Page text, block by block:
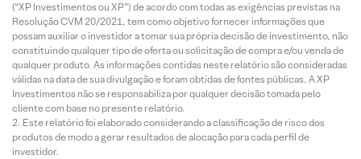
(“XP Investimentos ou XP”) de acordo com todas as exigências previstas na
Resolução CVM 20/2021, tem como objetivo fornecer informações que
possam auxiliar o investidor a tomar sua própria decisão de investimento, não
constituindo qualquer tipo de oferta ou solicitação de compra e/ou venda de
qualquer produto. As informações contidas neste relatório são consideradas
válidas na data de sua divulgação e foram obtidas de fontes públicas. A XP
Investimentos não se responsabiliza por qualquer decisão tomada pelo
cliente com base no presente relatório.
Este relatório foi elaborado considerando a classificação de risco dos
produtos de modo a gerar resultados de alocação para cada perfil de
investidor.